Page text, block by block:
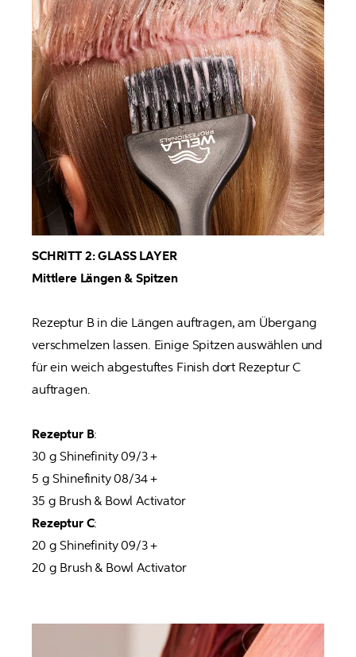
SCHRITT 2: GLASS LAYER
Mittlere Längen & Spitzen
Rezeptur B in die Längen auftragen, am Übergang
verschmelzen lassen. Einige Spitzen auswählen und
für ein weich abgestuftes Finish dort Rezeptur C
auftragen.
Rezeptur B:
30 g Shinefinity 09/3 +
5 g Shinefinity 08/34 +
35 g Brush & Bowl Activator
Rezeptur C:
20 g Shinefinity 09/3 +
20 g Brush & Bowl Activator